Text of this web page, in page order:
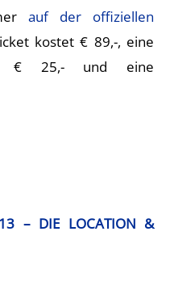
auf der offiziellen
kostet € 89,-, eine
€ 25,- und eine
– DIE LOCATION &